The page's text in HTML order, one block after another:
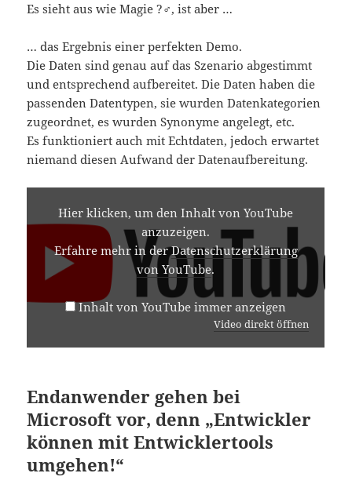
Es sieht aus wie Magie ‍?‍♂️, ist aber …
… das Ergebnis einer perfekten Demo.
Die Daten sind genau auf das Szenario abgestimmt
und entsprechend aufbereitet. Die Daten haben die
passenden Datentypen, sie wurden Datenkategorien
zugeordnet, es wurden Synonyme angelegt, etc.
Es funktioniert auch mit Echtdaten, jedoch erwartet
niemand diesen Aufwand der Datenaufbereitung.
YOUTUBEHier klicken, um den Inhalt von YouTube
anzuzeigen.
Erfahre mehr in derDatenschutzerklärung
von YouTube.
Inhalt von YouTube immer anzeigen
Video direkt öffnen
Endanwender gehen bei
Microsoft vor, denn „Entwickler
können mit Entwicklertools
umgehen!“